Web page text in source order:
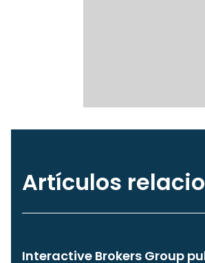
Artículos
Interactive Brokers Group